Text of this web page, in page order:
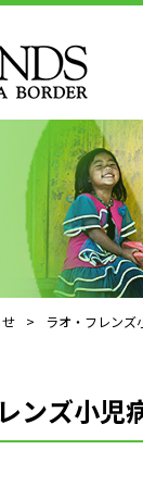
> ラオ・フレンズ
ンズ小児